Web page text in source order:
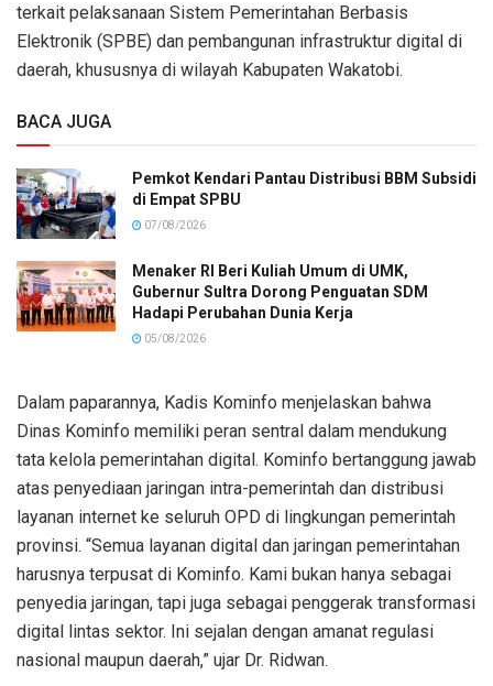
terkait pelaksanaan Sistem Pemerintahan Berbasis
Elektronik (SPBE) dan pembangunan infrastruktur digital di
daerah, khususnya di wilayah Kabupaten Wakatobi.
BACA JUGA
Pemkot Kendari Pantau Distribusi BBM Subsidi
di Empat SPBU
07/08/2026
Menaker RI Beri Kuliah Umum di UMK,
Gubernur Sultra Dorong Penguatan SDM
Hadapi Perubahan Dunia Kerja
05/08/2026
Dalam paparannya, Kadis Kominfo menjelaskan bahwa
Dinas Kominfo memiliki peran sentral dalam mendukung
tata kelola pemerintahan digital. Kominfo bertanggung jawab
atas penyediaan jaringan intra-pemerintah dan distribusi
layanan internet ke seluruh OPD di lingkungan pemerintah
provinsi. “Semua layanan digital dan jaringan pemerintahan
harusnya terpusat di Kominfo. Kami bukan hanya sebagai
penyedia jaringan, tapi juga sebagai penggerak transformasi
digital lintas sektor. Ini sejalan dengan amanat regulasi
nasional maupun daerah,” ujar Dr. Ridwan.